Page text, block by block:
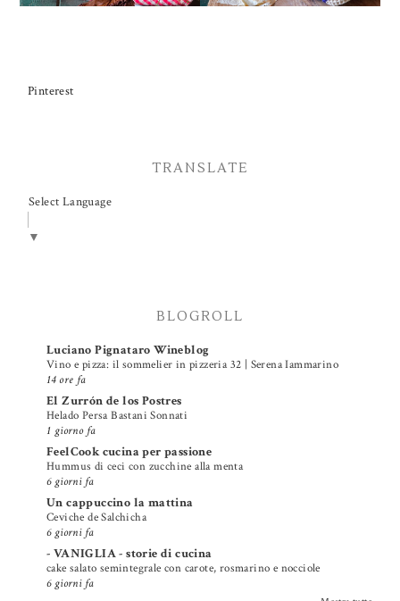
Pinterest
TRANSLATE
Select Language
▼
BLOGROLL
Luciano Pignataro Wineblog
Vino e pizza: il sommelier in pizzeria 32 | Serena Iammarino
14 ore fa
El Zurrón de los Postres
Helado Persa Bastani Sonnati
1 giorno fa
FeelCook cucina per passione
Hummus di ceci con zucchine alla menta
6 giorni fa
Un cappuccino la mattina
Ceviche de Salchicha
6 giorni fa
- VANIGLIA - storie di cucina
cake salato semintegrale con carote, rosmarino e nocciole
6 giorni fa